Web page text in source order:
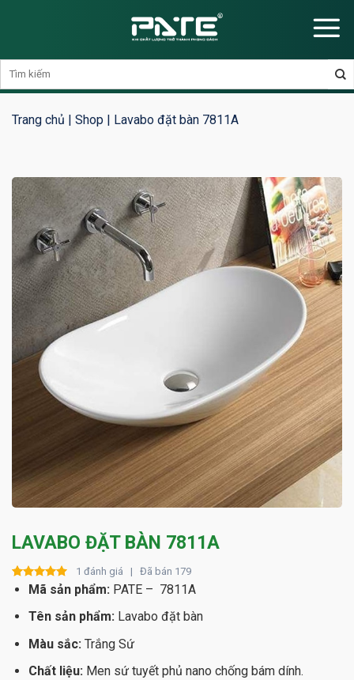
Trang chủ | Shop | Lavabo đặt bàn 7811A
LAVABO ĐẶT BÀN 7811A
Rated5.00
based on
1
customer
1 đánh giá | Đã bán 179
Mã sản phẩm: PATE – 7811A
Tên sản phẩm:Lavabo đặt bàn
Màu sắc: Trắng Sứ
Chất liệu:Men sứ tuyết phủ nano chống bám dính.